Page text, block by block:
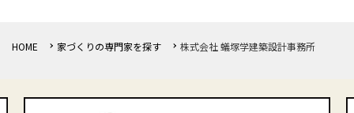
HOME 家づくりの専門家を探す 株式会社 蟻塚学建築設計事務所